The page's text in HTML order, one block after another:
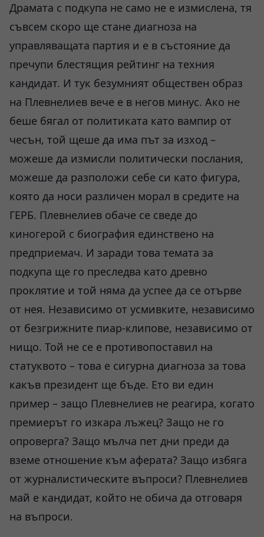
Драмата с подкупа не само не е измислена, тя
съвсем скоро ще стане диагноза на
управляващата партия и е в състояние да
пречупи блестящия рейтинг на техния
кандидат. И тук безумният обществен образ
на Плевнелиев вече е в негов минус. Ако не
беше бягал от политиката като вампир от
чесън, той щеше да има път за изход –
можеше да измисли политически послания,
можеше да разположи себе си като фигура,
която да носи различен морал в средите на
ГЕРБ. Плевнелиев обаче се сведе до
киногерой с биография единствено на
предприемач. И заради това темата за
подкупа ще го преследва като древно
проклятие и той няма да успее да се отърве
от нея. Независимо от усмивките, независимо
от безгрижните пиар-клипове, независимо от
нищо. Той не се е противопоставил на
статуквото – това е сигурна диагноза за това
какъв президент ще бъде. Ето ви един
пример – защо Плевнелиев не реагира, когато
премиерът го изкара лъжец? Защо не го
опроверга? Защо мълча пет дни преди да
вземе отношение към аферата? Защо избяга
от журналистическите въпроси? Плевнелиев
май е кандидат, който не обича да отговаря
на въпроси.